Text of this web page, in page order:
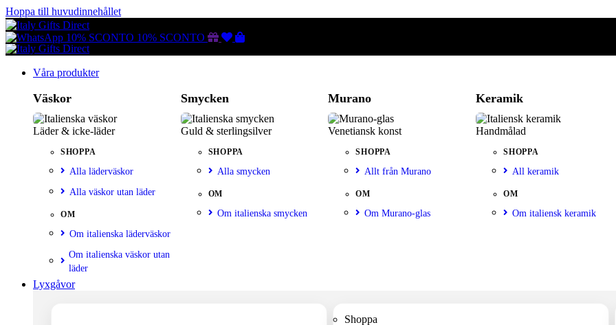
Hoppa till huvudinnehållet
10% SCONTO 10% SCONTO Gutscheine
Wunschliste
Warenkorb
Våra produkter
Väskor
Läder & icke-läder
SHOPPA
Alla läderväskor
Alla väskor utan läder
OM
Om italienska läderväskor
Om italienska väskor utan
läder
Smycken
Guld & sterlingsilver
SHOPPA
Alla smycken
OM
Om italienska smycken
Murano
Venetiansk konst
SHOPPA
Allt från Murano
OM
Om Murano-glas
Keramik
Handmålad
SHOPPA
All keramik
OM
Om italiensk keramik
Lyxgåvor
Shoppa